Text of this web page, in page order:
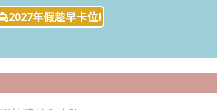
2027年假趁早卡位!